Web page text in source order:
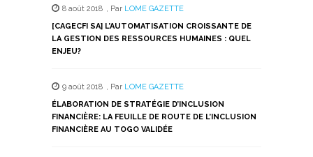
une
nouvelle
fenêtre)
une
nouvelle
fenêtre)
une
nouvelle
fenêtre)
une
nouvelle
fenêtre)
nouvelle
fenêtre)
8 août 2018 , Par LOME GAZETTE
[CAGECFI SA] L’AUTOMATISATION CROISSANTE DE
LA GESTION DES RESSOURCES HUMAINES : QUEL
ENJEU?
9 août 2018 , Par LOME GAZETTE
ÉLABORATION DE STRATÉGIE D’INCLUSION
FINANCIÈRE: LA FEUILLE DE ROUTE DE L’INCLUSION
FINANCIÈRE AU TOGO VALIDÉE